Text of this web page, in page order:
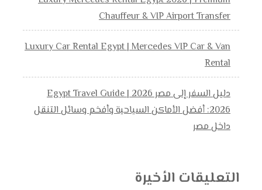
Chauffeur & VIP Airport Transfer
Luxury Car Rental Egypt | Mercedes VIP Car & Van
Rental
دليل السفر إلى مصر 2026 | Egypt Travel Guide
2026: أفضل الأماكن السياحية وأفخم وسائل التنقل
داخل مصر
التعليقات الأخيرة